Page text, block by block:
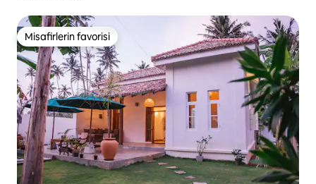
Misafirlerin favorisi
Misafirlerin favorisi